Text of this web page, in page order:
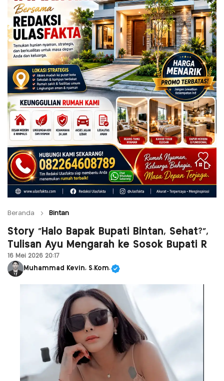
Beranda Bintan
Story “Halo Bapak Bupati Bintan, Sehat?”,
Tulisan Ayu Mengarah ke Sosok Bupati R
16 Mei 2026 20:17
Muhammad Kevin, S.Kom.